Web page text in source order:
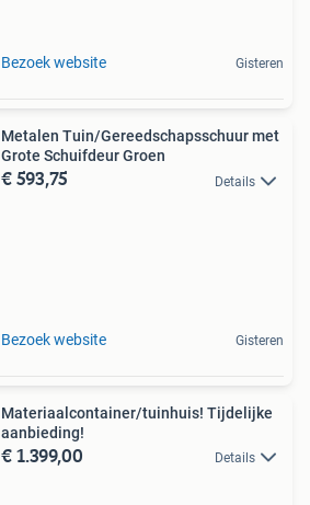
Bezoek website Gisteren
Metalen Tuin/Gereedschapsschuur met
Grote Schuifdeur Groen
€ 593,75 Details
Bezoek website Gisteren
Materiaalcontainer/tuinhuis! Tijdelijke
aanbieding!
€ 1.399,00 Details